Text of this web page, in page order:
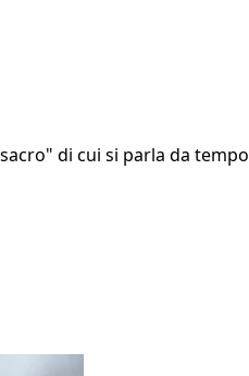
di cui si parla da tempo